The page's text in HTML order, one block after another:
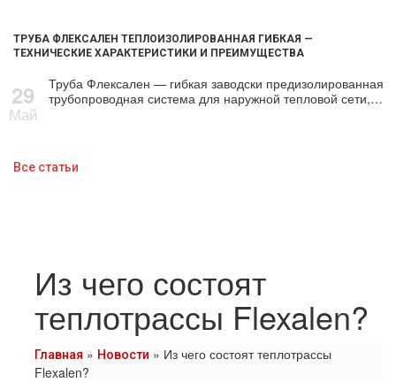
ТРУБА ФЛЕКСАЛЕН ТЕПЛОИЗОЛИРОВАННАЯ ГИБКАЯ —
ТЕХНИЧЕСКИЕ ХАРАКТЕРИСТИКИ И ПРЕИМУЩЕСТВА
29
Май
Труба Флексален — гибкая заводски предизолированная
трубопроводная система для наружной тепловой сети,…
Все статьи
Из чего состоят
теплотрассы Flexalen?
Главная » Новости » Из чего состоят теплотрассы
Flexalen?